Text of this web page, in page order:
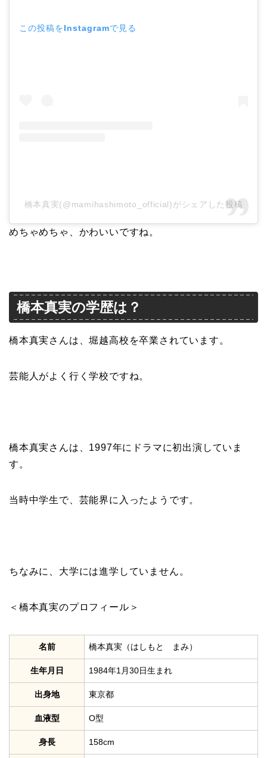
この投稿をInstagramで見る
橋本真実(@mamihashimoto_official)がシェアした投稿
めちゃめちゃ、かわいいですね。
橋本真実の学歴は？
橋本真実さんは、堀越高校を卒業されています。
芸能人がよく行く学校ですね。
橋本真実さんは、1997年にドラマに初出演していま
す。
当時中学生で、芸能界に入ったようです。
ちなみに、大学には進学していません。
＜橋本真実のプロフィール＞
名前 橋本真実（はしもと まみ）
生年月日 1984年1月30日生まれ
出身地 東京都
血液型 O型
身長 158cm